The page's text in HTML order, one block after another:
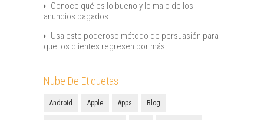
Conoce qué es lo bueno y lo malo de los
anuncios pagados
Usa este poderoso método de persuasión para
que los clientes regresen por más
Nube De Etiquetas
Android Apple Apps Blog